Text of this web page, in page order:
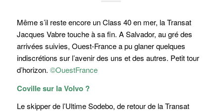
Même s’il reste encore un Class 40 en mer, la Transat
Jacques Vabre touche à sa fin. A Salvador, au gré des
arrivées suivies, Ouest-France a pu glaner quelques
indiscrétions sur l’avenir des uns et des autres. Petit tour
d’horizon. ©OuestFrance
Coville sur la Volvo ?
Le skipper de l’Ultime Sodebo, de retour de la Transat